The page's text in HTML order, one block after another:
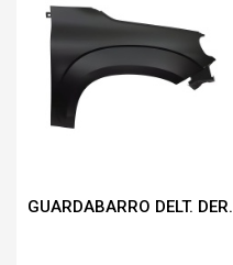
GUARDABARRO DELT. DER.